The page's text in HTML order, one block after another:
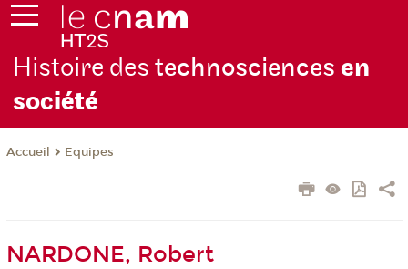
Histoire des technosciences en
société
Accueil Equipes
NARDONE, Robert